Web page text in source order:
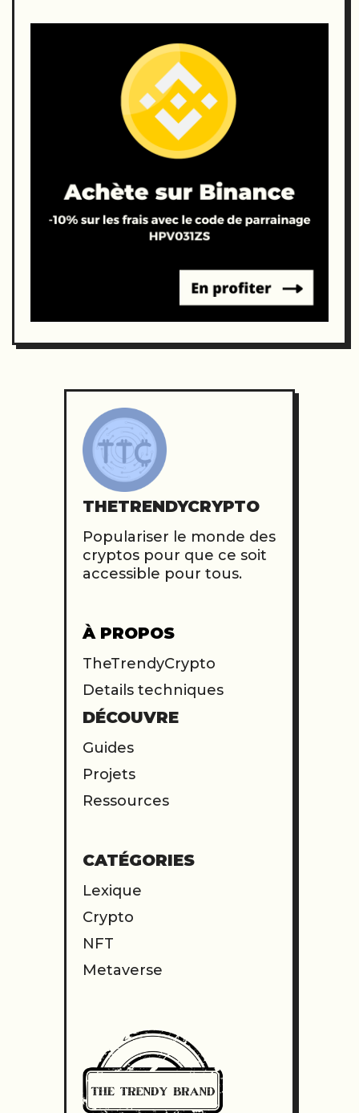
THETRENDYCRYPTO
Populariser le monde des
cryptos pour que ce soit
accessible pour tous.
À PROPOS
TheTrendyCrypto
Details techniques
DÉCOUVRE
Guides
Projets
Ressources
CATÉGORIES
Lexique
Crypto
NFT
Metaverse